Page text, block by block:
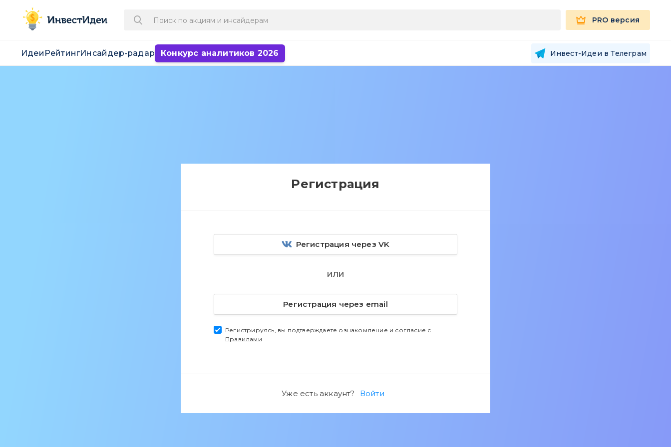
PRO версия
Идеи РейтингИнсайдер-радар Конкурс аналитиков 2026 Инвест-Идеи в Телеграм
Регистрация
Регистрация через VK
ИЛИ
Регистрация через email
Регистрируясь, вы подтверждаете ознакомление и согласие с
Правилами
Уже есть аккаунт? Войти